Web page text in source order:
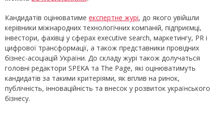
Кандидатів оцінюватиме експертне журі, до якого увійшли
керівники міжнародних технологічних компаній, підприємці,
інвестори, фахівці у сферах executive search, маркетингу, PR і
цифрової трансформації, а також представники провідних
бізнес-асоціацій України. До складу журі також долучаться
головні редактори SPEKA та The Page, які оцінюватимуть
кандидатів за такими критеріями, як вплив на ринок,
публічність, інноваційність та внесок у розвиток українського
бізнесу.